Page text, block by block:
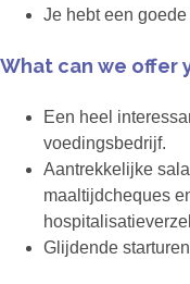
Je hebt een
What can we offer
Een heel
voedingsbedrijf.
Aantrekkelijke
maaltijdcheques
Glijdende